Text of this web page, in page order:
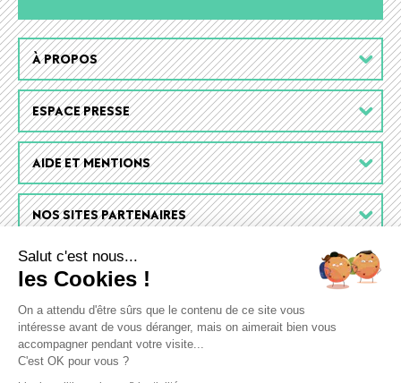
Footer
menu
À PROPOS
ESPACE PRESSE
AIDE ET MENTIONS
NOS SITES PARTENAIRES
Salut c'est nous...
les Cookies !
On a attendu d'être sûrs que le contenu de ce site vous
intéresse avant de vous déranger, mais on aimerait bien vous
accompagner pendant votre visite...
C'est OK pour vous ?